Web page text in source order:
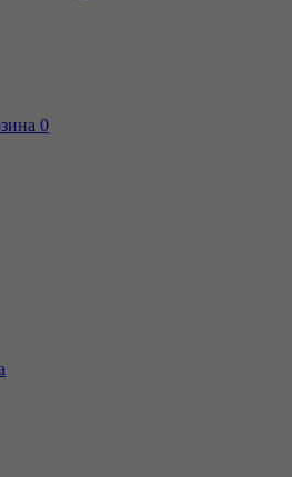
0